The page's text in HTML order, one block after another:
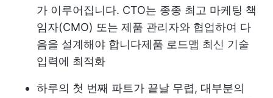
가 이루어집니다. CTO는 종종 최고 마케팅 책
임자(CMO) 또는 제품 관리자와 협업하여 다
음을 설계해야 합니다제품 로드맵 최신 기술
입력에 최적화
하루의 첫 번째 파트가 끝날 무렵, 대부분의